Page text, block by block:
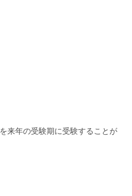
を来年の受験期に受験することが